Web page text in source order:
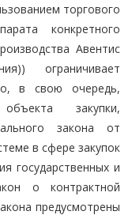
торгового
конкретного
Авентис
ограничивает
в свою очередь,
закупки,
закона от
в сфере закупок
государственных и
о контрактной
предусмотрены